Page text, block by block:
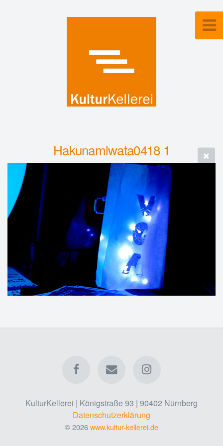
Hakunamiwata0418 1
KulturKellerei | Königstraße 93 | 90402 Nürnberg
Datenschutzerklärung
© 2026www.kultur-kellerei.de